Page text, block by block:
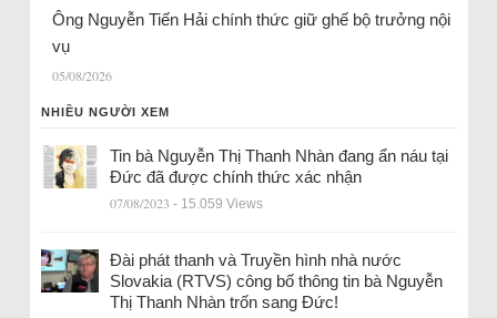
Ông Nguyễn Tiến Hải chính thức giữ ghế bộ trưởng nội
vụ
05/08/2026
NHIỀU NGƯỜI XEM
Tin bà Nguyễn Thị Thanh Nhàn đang ẩn náu tại
Đức đã được chính thức xác nhận
07/08/2023 - 15.059 Views
Đài phát thanh và Truyền hình nhà nước
Slovakia (RTVS) công bố thông tin bà Nguyễn
Thị Thanh Nhàn trốn sang Đức!